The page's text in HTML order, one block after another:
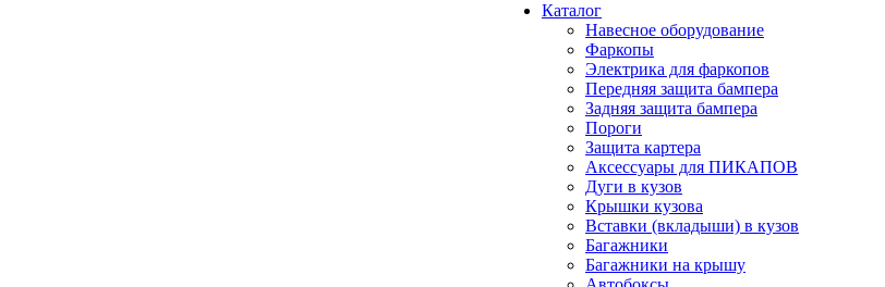
Каталог
Навесное оборудование
Фаркопы
Электрика для фаркопов
Передняя защита бампера
Задняя защита бампера
Пороги
Защита картера
Аксессуары для ПИКАПОВ
Дуги в кузов
Крышки кузова
Вставки (вкладыши) в кузов
Багажники
Багажники на крышу